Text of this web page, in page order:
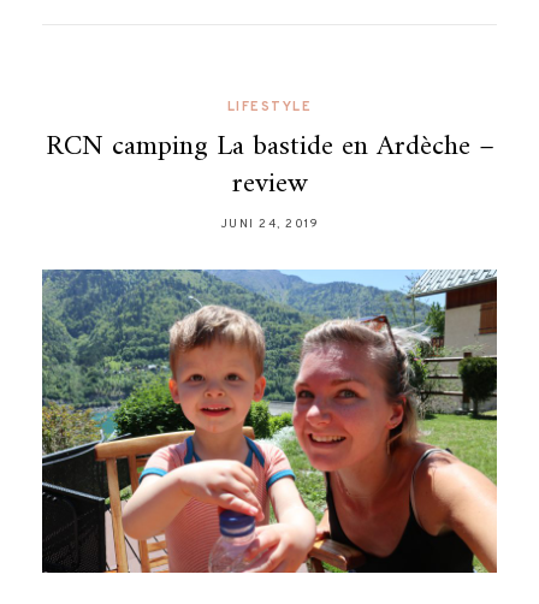
LIFESTYLE
RCN camping La bastide en Ardèche –
review
JUNI 24, 2019